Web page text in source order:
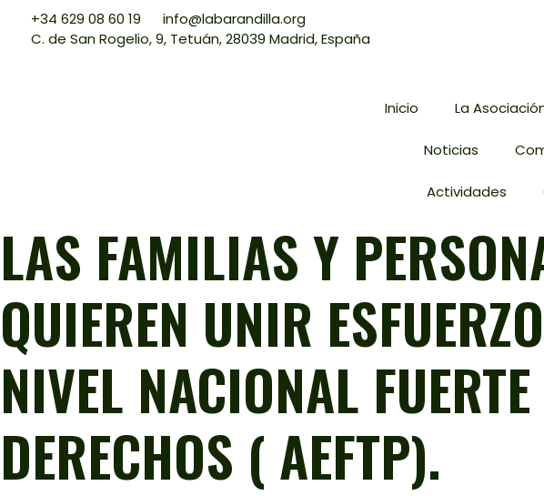
+34 629 08 60 19
info@labarandilla.org
C. de San Rogelio, 9, Tetuán, 28039 Madrid, España
Inicio La
Noticias
Actividades
LAS FAMILIAS Y
QUIEREN UNIR
NIVEL NACIONAL
DERECHOS ( AEFTP).